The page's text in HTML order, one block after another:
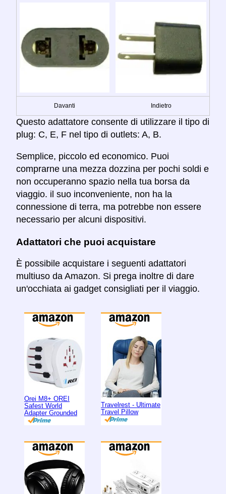
Davanti Indietro
Questo adattatore consente di utilizzare il tipo di
plug: C, E, F nel tipo di outlets: A, B.
Semplice, piccolo ed economico. Puoi
comprarne una mezza dozzina per pochi soldi e
non occuperanno spazio nella tua borsa da
viaggio. il suo inconveniente, non ha la
connessione di terra, ma potrebbe non essere
necessario per alcuni dispositivi.
Adattatori che puoi acquistare
È possibile acquistare i seguenti adattatori
multiuso da Amazon. Si prega inoltre di dare
un'occhiata ai gadget consigliati per il viaggio.
Orei M8+ OREI
Safest World
Adapter Grounded
Travelrest - Ultimate
Travel Pillow